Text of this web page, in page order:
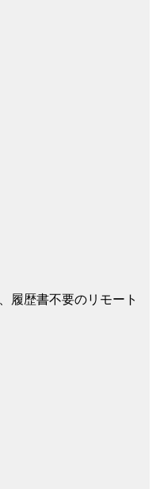
履歴書不要のリモート